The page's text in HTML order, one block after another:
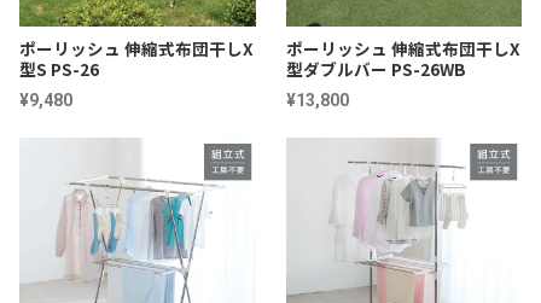
ポーリッシュ 伸縮式布団干しX
型S PS-26
¥9,480
ポーリッシュ 伸縮式布団干しX
型ダブルバー PS-26WB
¥13,800